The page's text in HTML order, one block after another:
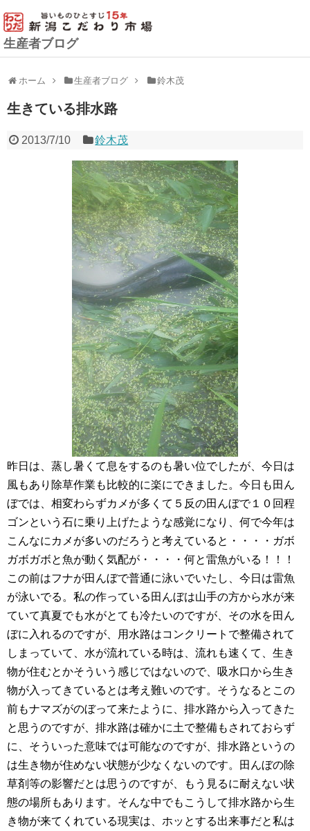
生産者ブログ
ホーム 生産者ブログ 鈴木茂
生きている排水路
2013/7/10 鈴木茂
昨日は、蒸し暑くて息をするのも暑い位でしたが、今日は
風もあり除草作業も比較的に楽にできました。今日も田ん
ぼでは、相変わらずカメが多くて５反の田んぼで１０回程
ゴンという石に乗り上げたような感覚になり、何で今年は
こんなにカメが多いのだろうと考えていると・・・・ガボ
ガボガボと魚が動く気配が・・・・何と雷魚がいる！！！
この前はフナが田んぼで普通に泳いでいたし、今日は雷魚
が泳いでる。私の作っている田んぼは山手の方から水が来
ていて真夏でも水がとても冷たいのですが、その水を田ん
ぼに入れるのですが、用水路はコンクリートで整備されて
しまっていて、水が流れている時は、流れも速くて、生き
物が住むとかそういう感じではないので、吸水口から生き
物が入ってきているとは考え難いのです。そうなるとこの
前もナマズがのぼって来たように、排水路から入ってきた
と思うのですが、排水路は確かに土で整備もされておらず
に、そういった意味では可能なのですが、排水路というの
は生き物が住めない状態が少なくないのです。田んぼの除
草剤等の影響だとは思うのですが、もう見るに耐えない状
態の場所もあります。そんな中でもこうして排水路から生
き物が来てくれている現実は、ホッとする出来事だと私は